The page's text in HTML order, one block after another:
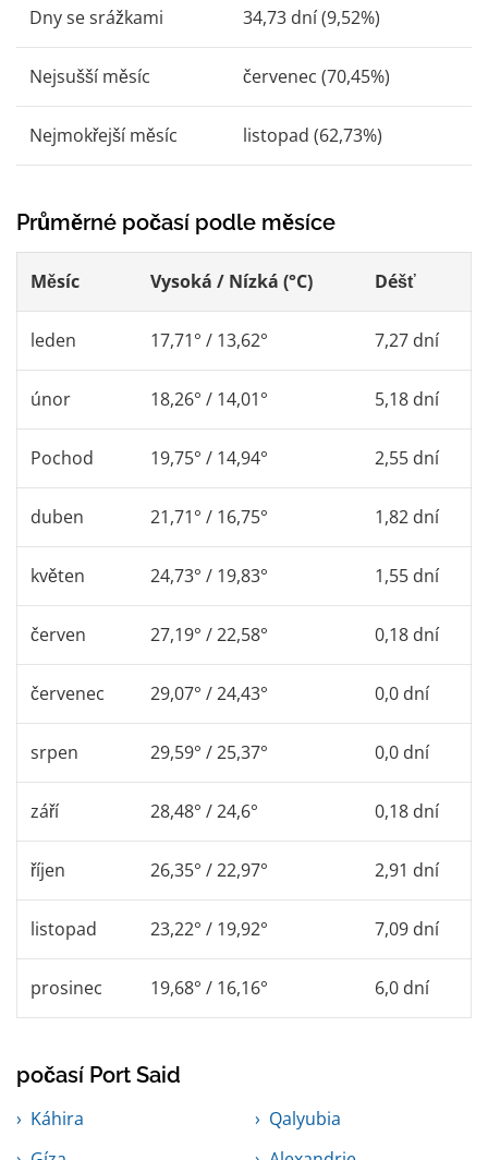
Dny se srážkami 34,73 dní (9,52%)
Nejsušší měsíc červenec (70,45%)
Nejmokřejší měsíc listopad (62,73%)
Průměrné počasí podle měsíce
Měsíc Vysoká / Nízká (°C) Déšť
leden 17,71° / 13,62° 7,27 dní
únor 18,26° / 14,01° 5,18 dní
Pochod 19,75° / 14,94° 2,55 dní
duben 21,71° / 16,75° 1,82 dní
květen 24,73° / 19,83° 1,55 dní
červen 27,19° / 22,58° 0,18 dní
červenec 29,07° / 24,43° 0,0 dní
srpen 29,59° / 25,37° 0,0 dní
září 28,48° / 24,6° 0,18 dní
říjen 26,35° / 22,97° 2,91 dní
listopad 23,22° / 19,92° 7,09 dní
prosinec 19,68° / 16,16° 6,0 dní
počasí Port Said
Káhira
Qalyubia